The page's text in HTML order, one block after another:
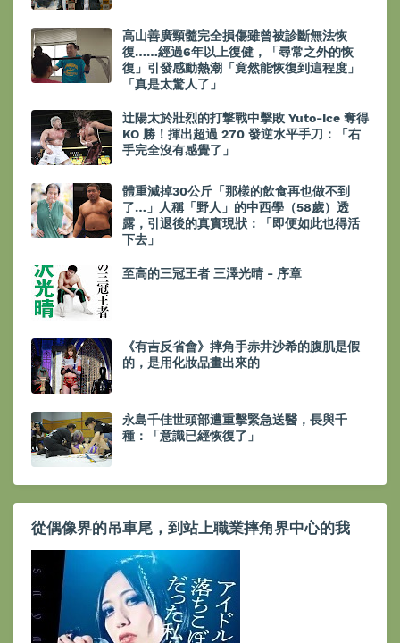
高山善廣頸髓完全損傷雖曾被診斷無法恢
復……經過6年以上復健，「尋常之外的恢
復」引發感動熱潮「竟然能恢復到這程度」
「真是太驚人了」
辻陽太於壯烈的打撃戰中擊敗 Yuto-Ice 奪得
KO 勝！揮出超過 270 發逆水平手刀：「右
手完全沒有感覺了」
體重減掉30公斤「那樣的飲食再也做不到
了…」人稱「野人」的中西學（58歲）透
露，引退後的真實現狀：「即便如此也得活
下去」
至高的三冠王者 三澤光晴 - 序章
《有吉反省會》摔角手赤井沙希的腹肌是假
的，是用化妝品畫出來的
永島千佳世頭部遭重擊緊急送醫，長與千
種：「意識已經恢復了」
從偶像界的吊車尾，到站上職業摔角界中心的我